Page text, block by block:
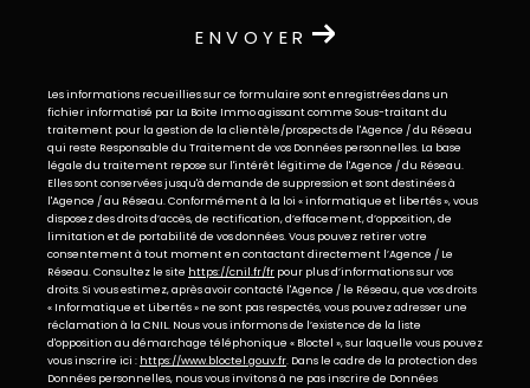
ENVOYER
Les informations recueillies sur ce formulaire sont enregistrées dans un
fichier informatisé par La Boite Immo agissant comme Sous-traitant du
traitement pour la gestion de la clientèle/prospects de l'Agence / du Réseau
qui reste Responsable du Traitement de vos Données personnelles. La base
légale du traitement repose sur l'intérêt légitime de l'Agence / du Réseau.
Elles sont conservées jusqu'à demande de suppression et sont destinées à
l'Agence / au Réseau. Conformément à la loi « informatique et libertés », vous
disposez des droits d’accès, de rectification, d’effacement, d’opposition, de
limitation et de portabilité de vos données. Vous pouvez retirer votre
consentement à tout moment en contactant directement l’Agence / Le
Réseau. Consultez le site https://cnil.fr/fr pour plus d’informations sur vos
droits. Si vous estimez, après avoir contacté l'Agence / le Réseau, que vos droits
« Informatique et Libertés » ne sont pas respectés, vous pouvez adresser une
réclamation à la CNIL. Nous vous informons de l’existence de la liste
d'opposition au démarchage téléphonique « Bloctel », sur laquelle vous pouvez
vous inscrire ici : https://www.bloctel.gouv.fr. Dans le cadre de la protection des
Données personnelles, nous vous invitons à ne pas inscrire de Données